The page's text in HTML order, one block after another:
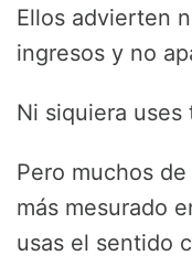
Ellos advierten
ingresos y no
Ni siquiera
Pero muchos
más mesurado
usas el sentido